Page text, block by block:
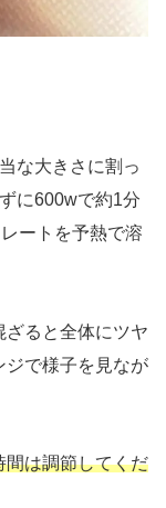
な大きさに割っ
に600wで約1分
ートを予熱で溶
ると全体にツヤ
ジで様子を見なが
間は調節してくだ